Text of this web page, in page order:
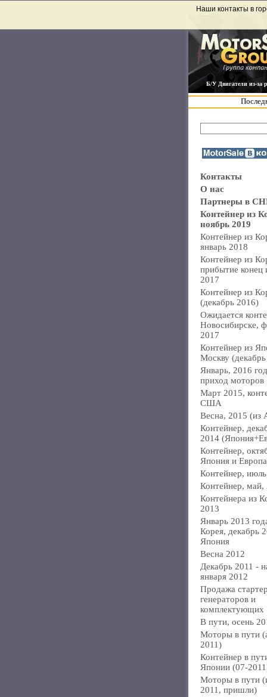
Б/У Двигатели из-за
Наши контакты в
Контакты
О нас
Партнеры в
Контейнер из
ноябрь 2019
Контейнер из
январь 2018
Контейнер из
прибытие конец
2017
Контейнер из
(декабрь 2016)
Ожидается
Новосибирске,
2017
Контейнер из
Москву
Январь, 2016
приход моторов
Март 2015,
США
Весна, 2015 (из
Контейнер,
2014
Контейнер,
Япония и
Контейнер,
Контейнер, май,
Контейнера из
2013
Январь 2013
Корея, декабрь
Япония
Весна 2012
Декабрь 2011 -
января 2012
Продажа
генераторов и
комплектующих
В пути, осень
Моторы в пути
2011)
Контейнер в
Японии (07-
Моторы в пути
2011, пришли)